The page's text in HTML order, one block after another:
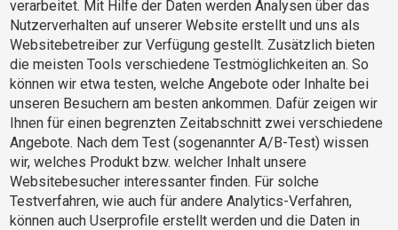
verarbeitet. Mit Hilfe der Daten werden Analysen über das
Nutzerverhalten auf unserer Website erstellt und uns als
Websitebetreiber zur Verfügung gestellt. Zusätzlich bieten
die meisten Tools verschiedene Testmöglichkeiten an. So
können wir etwa testen, welche Angebote oder Inhalte bei
unseren Besuchern am besten ankommen. Dafür zeigen wir
Ihnen für einen begrenzten Zeitabschnitt zwei verschiedene
Angebote. Nach dem Test (sogenannter A/B-Test) wissen
wir, welches Produkt bzw. welcher Inhalt unsere
Websitebesucher interessanter finden. Für solche
Testverfahren, wie auch für andere Analytics-Verfahren,
können auch Userprofile erstellt werden und die Daten in